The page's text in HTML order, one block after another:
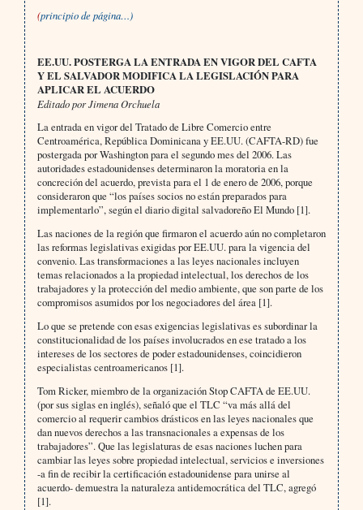
(principio de página…)
EE.UU. POSTERGA LA ENTRADA EN VIGOR DEL CAFTA
Y EL SALVADOR MODIFICA LA LEGISLACIÓN PARA
APLICAR EL ACUERDO
Editado por Jimena Orchuela
La entrada en vigor del Tratado de Libre Comercio entre
Centroamérica, República Dominicana y EE.UU. (CAFTA-RD) fue
postergada por Washington para el segundo mes del 2006. Las
autoridades estadounidenses determinaron la moratoria en la
concreción del acuerdo, prevista para el 1 de enero de 2006, porque
consideraron que “los países socios no están preparados para
implementarlo”, según el diario digital salvadoreño El Mundo [1].
Las naciones de la región que firmaron el acuerdo aún no completaron
las reformas legislativas exigidas por EE.UU. para la vigencia del
convenio. Las transformaciones a las leyes nacionales incluyen
temas relacionados a la propiedad intelectual, los derechos de los
trabajadores y la protección del medio ambiente, que son parte de los
compromisos asumidos por los negociadores del área [1].
Lo que se pretende con esas exigencias legislativas es subordinar la
constitucionalidad de los países involucrados en ese tratado a los
intereses de los sectores de poder estadounidenses, coincidieron
especialistas centroamericanos [1].
Tom Ricker, miembro de la organización Stop CAFTA de EE.UU.
(por sus siglas en inglés), señaló que el TLC “va más allá del
comercio al requerir cambios drásticos en las leyes nacionales que
dan nuevos derechos a las transnacionales a expensas de los
trabajadores”. Que las legislaturas de esas naciones luchen para
cambiar las leyes sobre propiedad intelectual, servicios e inversiones
-a fin de recibir la certificación estadounidense para unirse al
acuerdo- demuestra la naturaleza antidemocrática del TLC, agregó
[1].